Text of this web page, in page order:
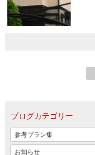
ブログカテゴリー
参考プラン集
お知らせ